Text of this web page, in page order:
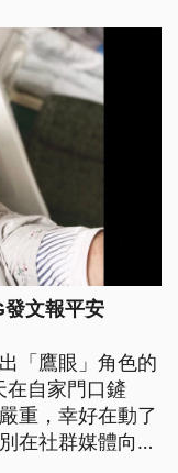
發文報平安
「鷹眼」角色的
在自家門口鏟
重，幸好在動了
在社群媒體向外